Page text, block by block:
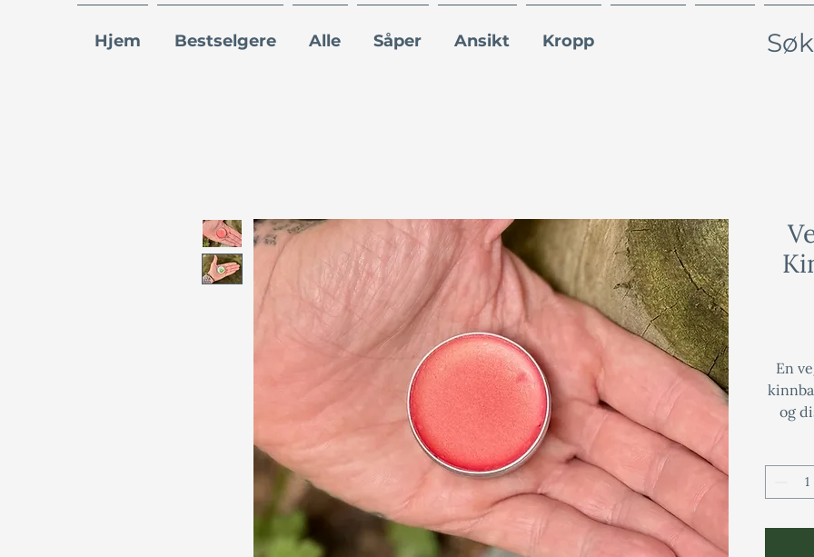
Hjem Bestselgere Alle Såper Ansikt Kropp Om
En
og